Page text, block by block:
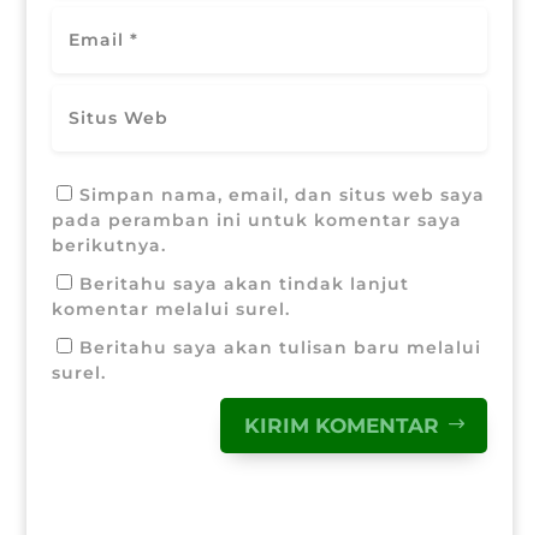
Simpan nama, email, dan situs web saya
pada peramban ini untuk komentar saya
berikutnya.
Beritahu saya akan tindak lanjut
komentar melalui surel.
Beritahu saya akan tulisan baru melalui
surel.
KIRIM KOMENTAR